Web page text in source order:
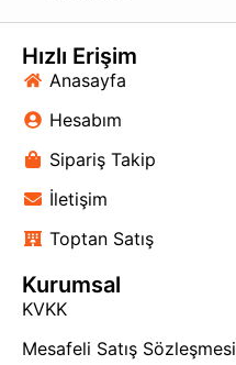
dekoratif bir unsur olarak
yüksek kaliteli
enerjiden tasarruf
kullanım sunar. Evinizi
getirmek istiyorsanız, 3’lü
Hızlı Erişim
Anasayfa
Hesabım
Sipariş Takip
İletişim
Toptan Satış
Kurumsal
KVKK
Mesafeli Satış Sözleşmesi